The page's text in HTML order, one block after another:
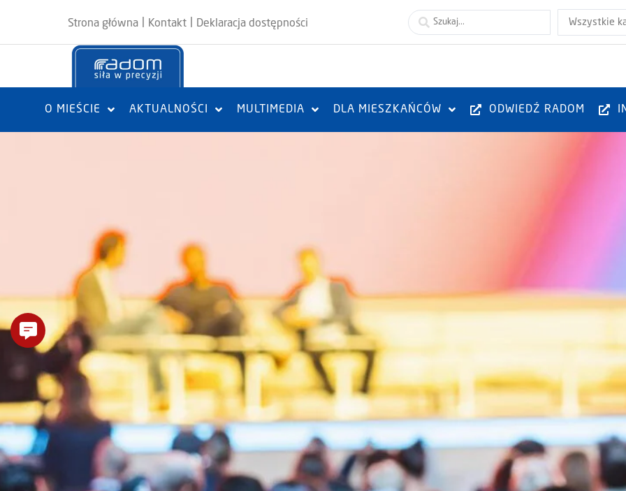
Strona główna Kontakt Deklaracja dostępności Wszystkie
O MIEŚCIE AKTUALNOŚCI MULTIMEDIA DLA MIESZKAŃCÓW ODWIEDŹ RADOM